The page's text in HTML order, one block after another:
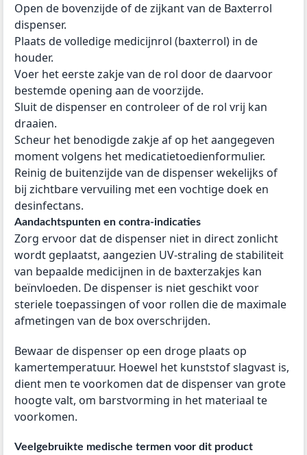
Open de bovenzijde of de zijkant van de Baxterrol
dispenser.
Plaats de volledige medicijnrol (baxterrol) in de
houder.
Voer het eerste zakje van de rol door de daarvoor
bestemde opening aan de voorzijde.
Sluit de dispenser en controleer of de rol vrij kan
draaien.
Scheur het benodigde zakje af op het aangegeven
moment volgens het medicatietoedienformulier.
Reinig de buitenzijde van de dispenser wekelijks of
bij zichtbare vervuiling met een vochtige doek en
desinfectans.
Aandachtspunten en contra-indicaties
Zorg ervoor dat de dispenser niet in direct zonlicht
wordt geplaatst, aangezien UV-straling de stabiliteit
van bepaalde medicijnen in de baxterzakjes kan
beïnvloeden. De dispenser is niet geschikt voor
steriele toepassingen of voor rollen die de maximale
afmetingen van de box overschrijden.
Bewaar de dispenser op een droge plaats op
kamertemperatuur. Hoewel het kunststof slagvast is,
dient men te voorkomen dat de dispenser van grote
hoogte valt, om barstvorming in het materiaal te
voorkomen.
Veelgebruikte medische termen voor dit product